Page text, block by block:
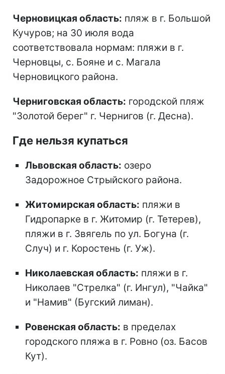
Черновицкая область: пляж в г. Большой
Кучуров; на 30 июля вода
соответствовала нормам: пляжи в г.
Черновцы, с. Бояне и с. Магала
Черновицкого района.
Черниговская область: городской пляж
"Золотой берег" г. Чернигов (г. Десна).
Где нельзя купаться
Львовская область: озеро
Задорожное Стрыйского района.
Житомирская область: пляжи в
Гидропарке в г. Житомир (г. Тетерев),
пляжи в г. Звягель по ул. Богуна (г.
Случ) и г. Коростень (г. Уж).
Николаевская область: пляжи в г.
Николаев "Стрелка" (г. Ингул), "Чайка"
и "Намив" (Бугский лиман).
Ровенская область: в пределах
городского пляжа в г. Ровно (оз. Басов
Кут).